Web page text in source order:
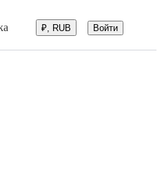
₽, RUB Войти